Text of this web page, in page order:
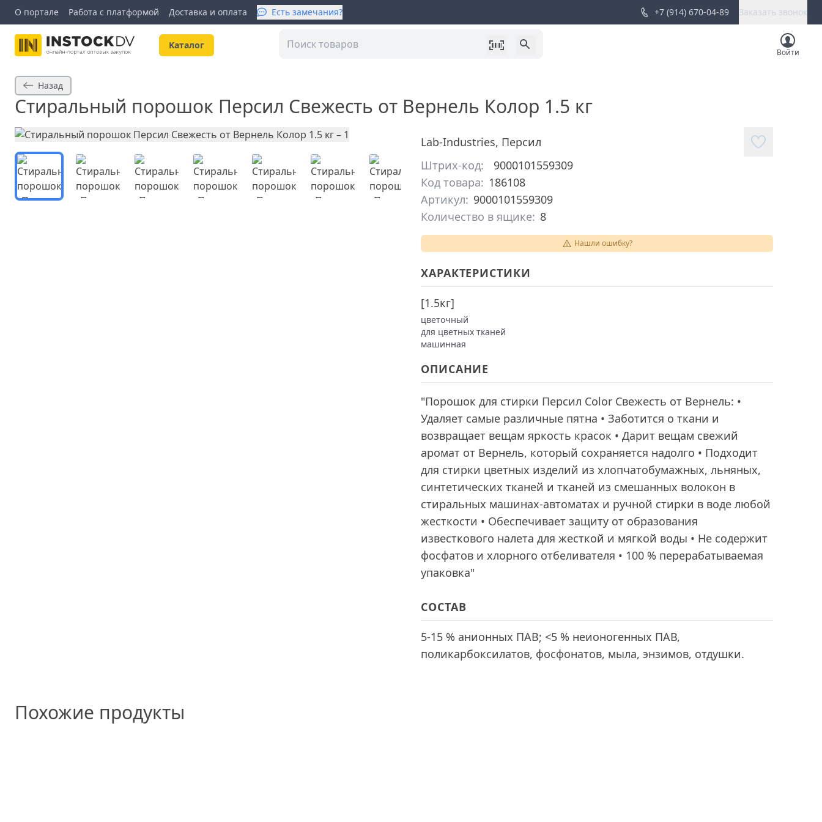
О портале Работа с платформой Доставка и оплата Есть замечания? +7 (914) 670-04-89 Заказать звонок
Kаталог
Войти
Назад
Стиральный порошок Персил Свежесть от Вернель Колор 1.5 кг
Lab-Industries, Персил
Штрих-код:
9000101559309
Код товара: 186108
Артикул: 9000101559309
Количество в ящике: 8
Нашли ошибку?
ХАРАКТЕРИСТИКИ
[1.5кг]
цветочный
для цветных тканей
машинная
ОПИСАНИЕ
"Порошок для стирки Персил Color Свежесть от Вернель: •
Удаляет самые различные пятна • Заботится о ткани и
возвращает вещам яркость красок • Дарит вещам свежий
аромат от Вернель, который сохраняется надолго • Подходит
для стирки цветных изделий из хлопчатобумажных, льняных,
синтетических тканей и тканей из смешанных волокон в
стиральных машинах-автоматах и ручной стирки в воде любой
жесткости • Обеспечивает защиту от образования
известкового налета для жесткой и мягкой воды • Не содержит
фосфатов и хлорного отбеливателя • 100 % перерабатываемая
упаковка"
СОСТАВ
5-15 % анионных ПАВ; <5 % неионогенных ПАВ,
поликарбоксилатов, фосфонатов, мыла, энзимов, отдушки.
Похожие продукты